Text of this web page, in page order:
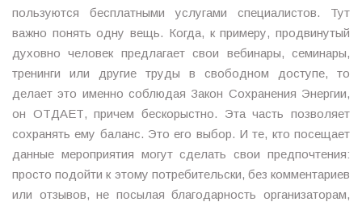
пользуются бесплатными услугами специалистов. Тут
важно понять одну вещь. Когда, к примеру, продвинутый
духовно человек предлагает свои вебинары, семинары,
тренинги или другие труды в свободном доступе, то
делает это именно соблюдая Закон Сохранения Энергии,
он ОТДАЕТ, причем бескорыстно. Эта часть позволяет
сохранять ему баланс. Это его выбор. И те, кто посещает
данные мероприятия могут сделать свои предпочтения:
просто подойти к этому потребительски, без комментариев
или отзывов, не посылая благодарность организаторам,